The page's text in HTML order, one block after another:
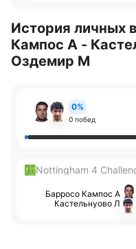
История личных
Кампос А -
Оздемир М
0%
0 побед
Nottingham 4
Барросо Кампос А
Кастельнуово Л